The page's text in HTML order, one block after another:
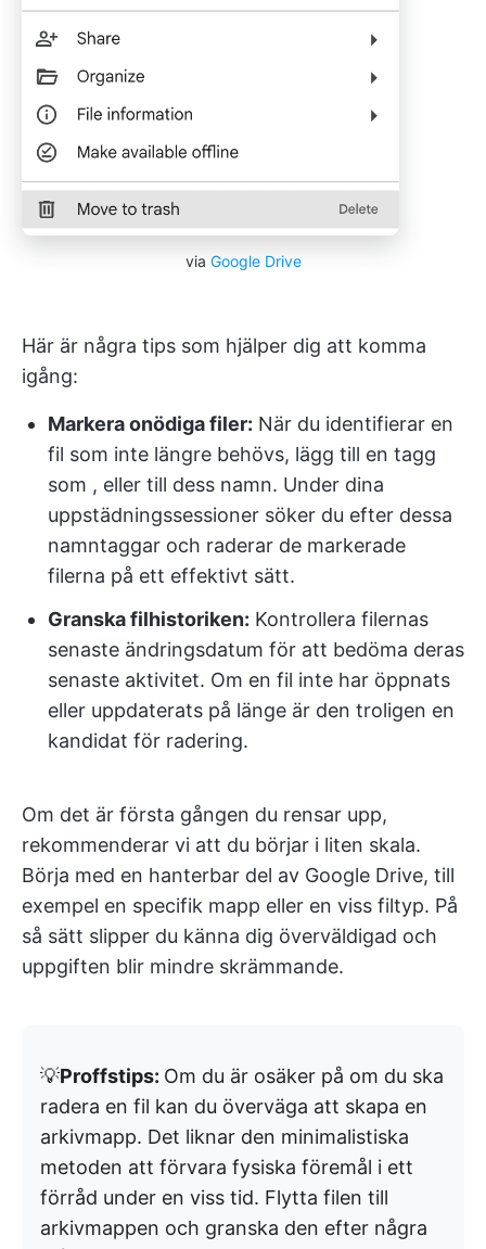
via Google Drive
Här är några tips som hjälper dig att komma
igång:
Markera onödiga filer: När du identifierar en
fil som inte längre behövs, lägg till en tagg
som , eller till dess namn. Under dina
uppstädningssessioner söker du efter dessa
namntaggar och raderar de markerade
filerna på ett effektivt sätt.
Granska filhistoriken: Kontrollera filernas
senaste ändringsdatum för att bedöma deras
senaste aktivitet. Om en fil inte har öppnats
eller uppdaterats på länge är den troligen en
kandidat för radering.
Om det är första gången du rensar upp,
rekommenderar vi att du börjar i liten skala.
Börja med en hanterbar del av Google Drive, till
exempel en specifik mapp eller en viss filtyp. På
så sätt slipper du känna dig överväldigad och
uppgiften blir mindre skrämmande.
💡Proffstips: Om du är osäker på om du ska
radera en fil kan du överväga att skapa en
arkivmapp. Det liknar den minimalistiska
metoden att förvara fysiska föremål i ett
förråd under en viss tid. Flytta filen till
arkivmappen och granska den efter några